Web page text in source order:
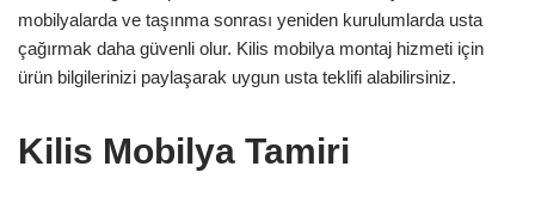
mobilyalarda ve taşınma sonrası yeniden kurulumlarda usta
çağırmak daha güvenli olur. Kilis mobilya montaj hizmeti için
ürün bilgilerinizi paylaşarak uygun usta teklifi alabilirsiniz.
Kilis Mobilya Tamiri